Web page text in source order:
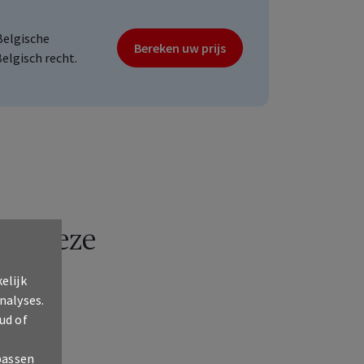
recht.
Bereken uw prijs
deze
of